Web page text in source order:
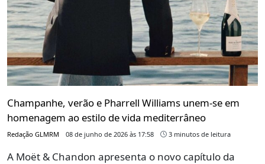
Champanhe, verão e Pharrell Williams unem-se em
homenagem ao estilo de vida mediterrâneo
Redação GLMRM 08 de junho de 2026 às 17:58 3 minutos de leitura
A Moët & Chandon apresenta o novo capítulo da